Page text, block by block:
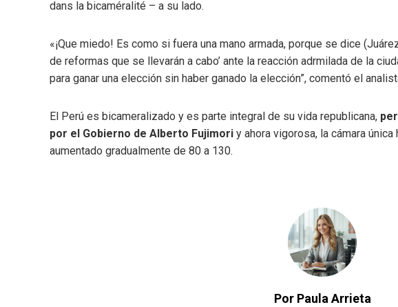
dans la bicaméralité – a su lado.
«¡Que miedo! Es como si fuera una mano armada, porque se dice
de reformas que se llevarán a cabo’ ante la reacción adrmilada de la
para ganar una elección sin haber ganado la elección”, comentó el
El Perú es bicameralizado y es parte integral de su vida republicana,
por el Gobierno de Alberto Fujimori y ahora vigorosa, la cámara
aumentado gradualmente de 80 a 130.
Por Paula Arrieta